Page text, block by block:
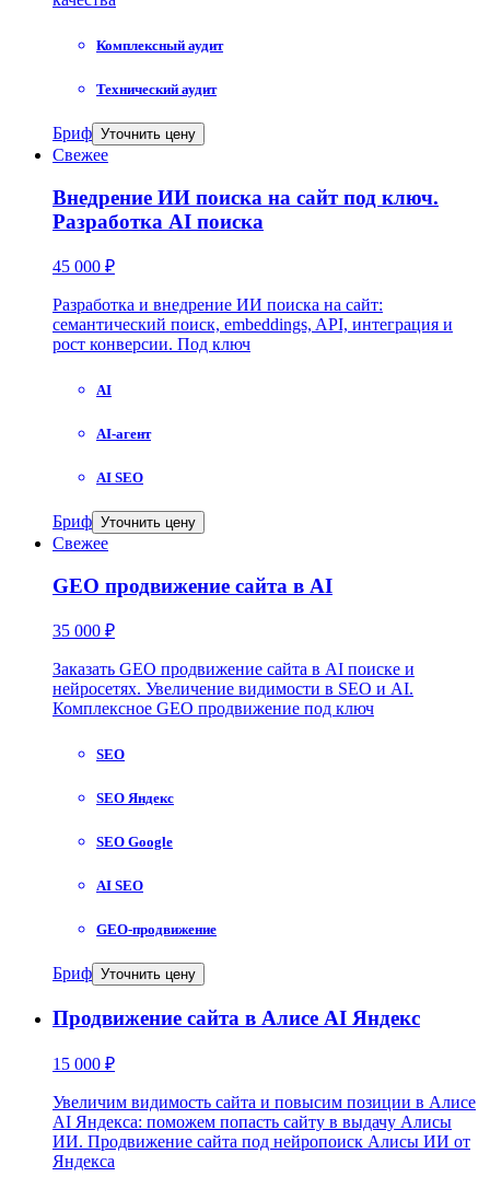
Комплексный аудит
Технический аудит
Бриф Уточнить цену
Свежее
Внедрение ИИ поиска на сайт под ключ.
Разработка AI поиска
45 000 ₽
Разработка и внедрение ИИ поиска на сайт:
семантический поиск, embeddings, API, интеграция и
рост конверсии. Под ключ
AI
AI-агент
AI SEO
Бриф Уточнить цену
Свежее
GEO продвижение сайта в AI
35 000 ₽
Заказать GEO продвижение сайта в AI поиске и
нейросетях. Увеличение видимости в SEO и AI.
Комплексное GEO продвижение под ключ
SEO
SEO Яндекс
SEO Google
AI SEO
GEO-продвижение
Бриф Уточнить цену
Продвижение сайта в Алисе AI Яндекс
15 000 ₽
Увеличим видимость сайта и повысим позиции в Алисе
AI Яндекса: поможем попасть сайту в выдачу Алисы
ИИ. Продвижение сайта под нейропоиск Алисы ИИ от
Яндекса